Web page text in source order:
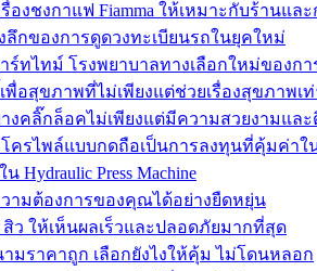
องชงกาแฟ Fiamma ให้เหมาะกับร้านแล
ลึกของการดูดวงทะเบียนรถในยุคใหม่
ร์ทไทม์ โรงพยาบาลทางเลือกใหม่ของก
เพื่อสุขภาพที่ไม่เพียงแต่ช่วยเรื่องสุขภาพเ
างคลิ๊กล็อคไม่เพียงแต่มีความสวยงามแล
โครไพล์แบบกดถือเป็นการลงทุนที่คุ้มค่าใ
Hydraulic Press Machine
วามต้องการของคุณได้อย่างยืดหยุ่น
ว ให้เห็นผลเร็วและปลอดภัยมากที่สุด
ามราคาถูก เลือกยังไงให้คุ้ม ไม่โดนหลอก